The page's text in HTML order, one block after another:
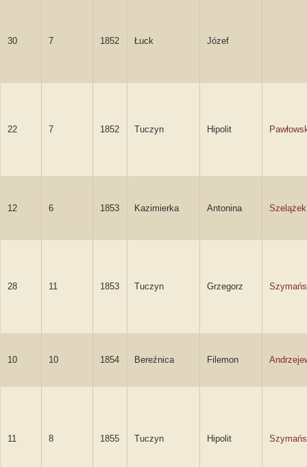
30 7 1852 Łuck Józef
22 7 1852 Tuczyn Hipolit
12 6 1853 Kazimierka Antonina Szelążek
28 11 1853 Tuczyn Grzegorz
10 10 1854 Bereźnica Filemon
11 8 1855 Tuczyn Hipolit